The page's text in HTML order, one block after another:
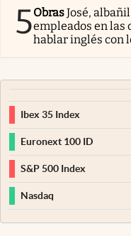
5ObrasJosé,
empleados en las
hablar inglés con
Ibex 35 Index
Euronext 100 ID
S&P 500 Index
Nasdaq